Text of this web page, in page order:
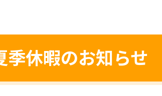
休暇のお知らせ